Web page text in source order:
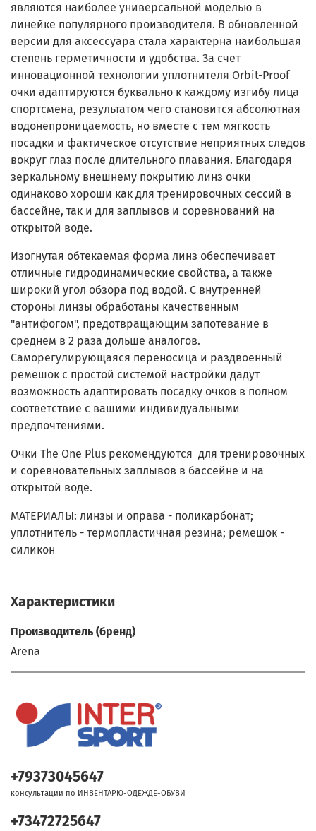
являются наиболее универсальной моделью в
линейке популярного производителя. В обновленной
версии для аксессуара стала характерна наибольшая
степень герметичности и удобства. За счет
инновационной технологии уплотнителя Orbit-Proof
очки адаптируются буквально к каждому изгибу лица
спортсмена, результатом чего становится абсолютная
водонепроницаемость, но вместе с тем мягкость
посадки и фактическое отсутствие неприятных следов
вокруг глаз после длительного плавания. Благодаря
зеркальному внешнему покрытию линз очки
одинаково хороши как для тренировочных сессий в
бассейне, так и для заплывов и соревнований на
открытой воде.
Изогнутая обтекаемая форма линз обеспечивает
отличные гидродинамические свойства, а также
широкий угол обзора под водой. С внутренней
стороны линзы обработаны качественным
"антифогом", предотвращающим запотевание в
среднем в 2 раза дольше аналогов.
Саморегулирующаяся переносица и раздвоенный
ремешок с простой системой настройки дадут
возможность адаптировать посадку очков в полном
соответствие с вашими индивидуальными
предпочтениями.
Очки The One Plus рекомендуются для тренировочных
и соревновательных заплывов в бассейне и на
открытой воде.
МАТЕРИАЛЫ: линзы и оправа - поликарбонат;
уплотнитель - термопластичная резина; ремешок -
силикон
Характеристики
Производитель (бренд)
Arena
+79373045647
консультации по ИНВЕНТАРЮ-ОДЕЖДЕ-ОБУВИ
+73472725647